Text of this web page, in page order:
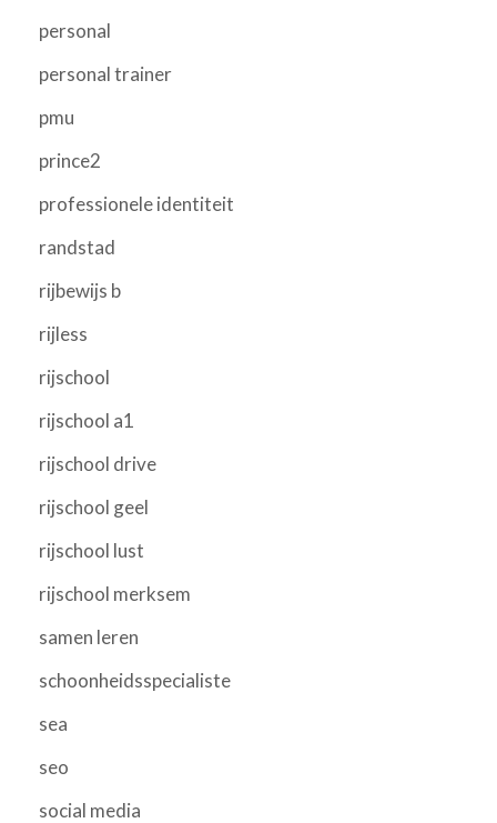
personal
personal trainer
pmu
prince2
professionele identiteit
randstad
rijbewijs b
rijless
rijschool
rijschool a1
rijschool drive
rijschool geel
rijschool lust
rijschool merksem
samen leren
schoonheidsspecialiste
sea
seo
social media